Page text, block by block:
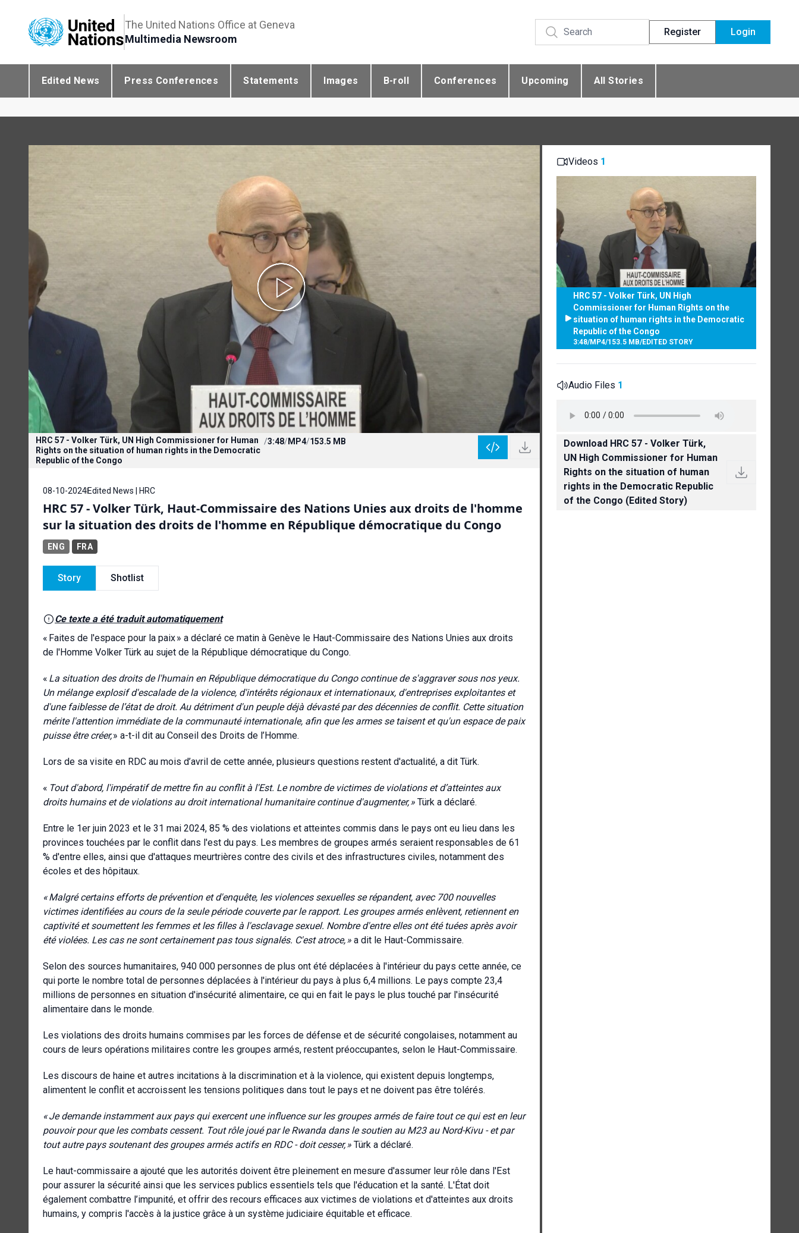
The United Nations Office at Geneva
Multimedia Newsroom
Register Login
Edited News Press Conferences Statements Images B-roll Conferences Upcoming All Stories
HRC 57 - Volker Türk, UN High Commissioner for Human
Rights on the situation of human rights in the Democratic
Republic of the Congo
/3:48/MP4/153.5 MB
08-10-2024Edited News | HRC
HRC 57 - Volker Türk, Haut-Commissaire des Nations Unies aux droits de l'homme
sur la situation des droits de l'homme en République démocratique du Congo
ENG FRA
Story Shotlist
Ce texte a été traduit automatiquement
« Faites de l'espace pour la paix » a déclaré ce matin à Genève le Haut-Commissaire des Nations Unies aux droits
de l'Homme Volker Türk au sujet de la République démocratique du Congo.
« La situation des droits de l'humain en République démocratique du Congo continue de s'aggraver sous nos yeux.
Un mélange explosif d'escalade de la violence, d'intérêts régionaux et internationaux, d'entreprises exploitantes et
d'une faiblesse de l’état de droit. Au détriment d'un peuple déjà dévasté par des décennies de conflit. Cette situation
mérite l'attention immédiate de la communauté internationale, afin que les armes se taisent et qu'un espace de paix
puisse être créer,» a-t-il dit au Conseil des Droits de l’Homme.
Lors de sa visite en RDC au mois d’avril de cette année, plusieurs questions restent d'actualité, a dit Türk.
« Tout d'abord, l'impératif de mettre fin au conflit à l'Est. Le nombre de victimes de violations et d’atteintes aux
droits humains et de violations au droit international humanitaire continue d'augmenter,» Türk a déclaré.
Entre le 1er juin 2023 et le 31 mai 2024, 85 % des violations et atteintes commis dans le pays ont eu lieu dans les
provinces touchées par le conflit dans l'est du pays. Les membres de groupes armés seraient responsables de 61
% d'entre elles, ainsi que d'attaques meurtrières contre des civils et des infrastructures civiles, notamment des
écoles et des hôpitaux.
«Malgré certains efforts de prévention et d'enquête, les violences sexuelles se répandent, avec 700 nouvelles
victimes identifiées au cours de la seule période couverte par le rapport. Les groupes armés enlèvent, retiennent en
captivité et soumettent les femmes et les filles à l'esclavage sexuel. Nombre d'entre elles ont été tuées après avoir
été violées. Les cas ne sont certainement pas tous signalés. C'est atroce,» a dit le Haut-Commissaire.
Selon des sources humanitaires, 940 000 personnes de plus ont été déplacées à l'intérieur du pays cette année, ce
qui porte le nombre total de personnes déplacées à l'intérieur du pays à plus 6,4 millions. Le pays compte 23,4
millions de personnes en situation d'insécurité alimentaire, ce qui en fait le pays le plus touché par l'insécurité
alimentaire dans le monde.
Les violations des droits humains commises par les forces de défense et de sécurité congolaises, notamment au
cours de leurs opérations militaires contre les groupes armés, restent préoccupantes, selon le Haut-Commissaire.
Les discours de haine et autres incitations à la discrimination et à la violence, qui existent depuis longtemps,
alimentent le conflit et accroissent les tensions politiques dans tout le pays et ne doivent pas être tolérés.
«Je demande instamment aux pays qui exercent une influence sur les groupes armés de faire tout ce qui est en leur
pouvoir pour que les combats cessent. Tout rôle joué par le Rwanda dans le soutien au M23 au Nord-Kivu - et par
tout autre pays soutenant des groupes armés actifs en RDC - doit cesser,» Türk a déclaré.
Le haut-commissaire a ajouté que les autorités doivent être pleinement en mesure d'assumer leur rôle dans l'Est
pour assurer la sécurité ainsi que les services publics essentiels tels que l'éducation et la santé. L'État doit
également combattre l’impunité, et offrir des recours efficaces aux victimes de violations et d'atteintes aux droits
humains, y compris l'accès à la justice grâce à un système judiciaire équitable et efficace.
Videos 1
HRC 57 - Volker Türk, UN High
Commissioner for Human Rights on the
situation of human rights in the Democratic
Republic of the Congo
3:48/MP4/153.5 MB/EDITED STORY
Audio Files 1
Download HRC 57 - Volker Türk,
UN High Commissioner for Human
Rights on the situation of human
rights in the Democratic Republic
of the Congo (Edited Story)